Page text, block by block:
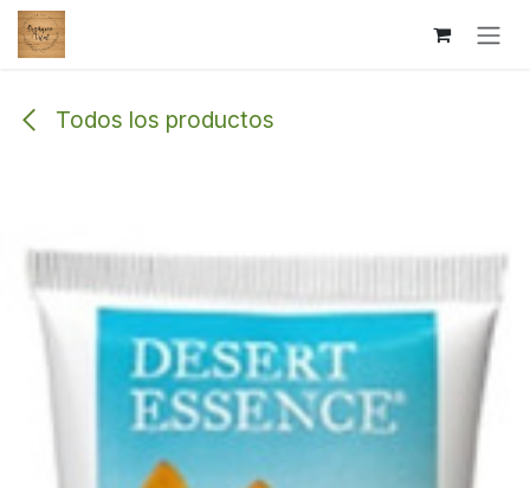
Ir al contenido
Todos los productos